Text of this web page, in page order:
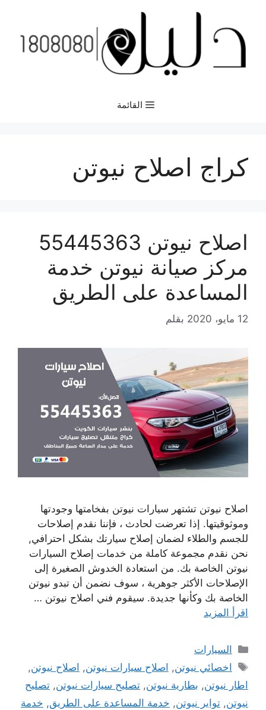
المحتوى
القائمة
كراج اصلاح نيوتن
اصلاح نيوتن 55445363
مركز صيانة نيوتن خدمة
المساعدة على الطريق
12 مايو، 2020 بقلم
اصلاح نيوتن تشتهر سيارات نيوتن بفخامتها وجودتها
وموثوقيتها. إذا تعرضت لحادث ، فإننا نقدم إصلاحات
للجسم والطلاء لضمان إصلاح سيارتك بشكل احترافي,
نحن نقدم مجموعة كاملة من خدمات إصلاح السيارات
نيوتن الخاصة بك. من استعادة الخدوش الصغيرة إلى
الإصلاحات الأكثر جوهرية ، سوف نضمن أن تبدو نيوتن
الخاصة بك وكأنها جديدة. سيقوم فني اصلاح نيوتن …
اقرأ المزيد
التصنيفات
السيارات
الوسوم
اخصائي نيوتن, اصلاح سيارات نيوتن, اصلاح نيوتن,
اطار نيوتن, بطارية نيوتن, تصليح سيارات نيوتن, تصليح
نيوتن, تواير نيوتن, خدمة المساعدة على الطريق, خدمة